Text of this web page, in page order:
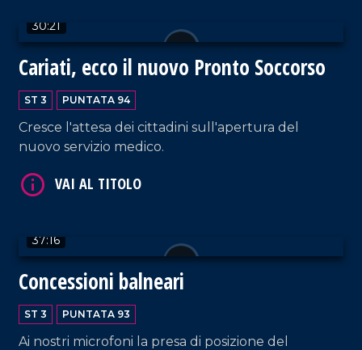
30:21
Cariati, ecco il nuovo Pronto Soccorso
ST 3 PUNTATA 94
Cresce l'attesa dei cittadini sull'apertura del
nuovo servizio medico.
37:16
Concessioni balneari
ST 3 PUNTATA 93
Ai nostri microfoni la presa di posizione del
VAI AL TITOLO